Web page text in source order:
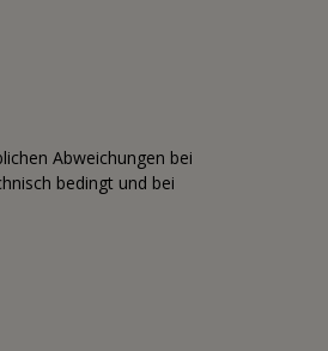
Abweichungen bei
bedingt und bei